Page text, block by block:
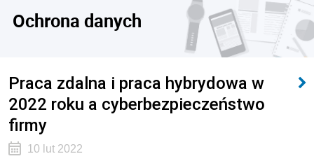
Ochrona danych
Praca zdalna i praca hybrydowa w
2022 roku a cyberbezpieczeństwo
firmy
10 lut 2022